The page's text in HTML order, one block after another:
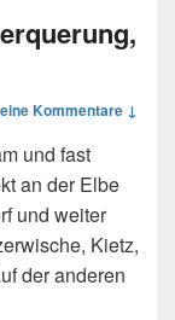
Kommentare ↓
und fast
an der Elbe
und weiter
Kietz,
der anderen
60 Km